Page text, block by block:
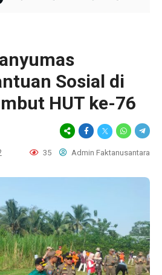
Sosial di
HUT ke-76
35 Admin Faktanusantara